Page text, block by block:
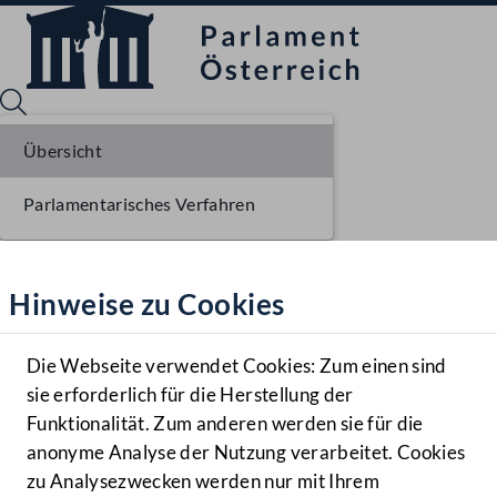
Hilfe
Benutzer
Navigationsmenü öffnen
MENÜ
Hinweise zu Cookies
Die Webseite verwendet Cookies: Zum einen sind
sie erforderlich für die Herstellung der
Funktionalität. Zum anderen werden sie für die
anonyme Analyse der Nutzung verarbeitet. Cookies
zu Analysezwecken werden nur mit Ihrem
Übersicht
Parlamentarisches Verfahren